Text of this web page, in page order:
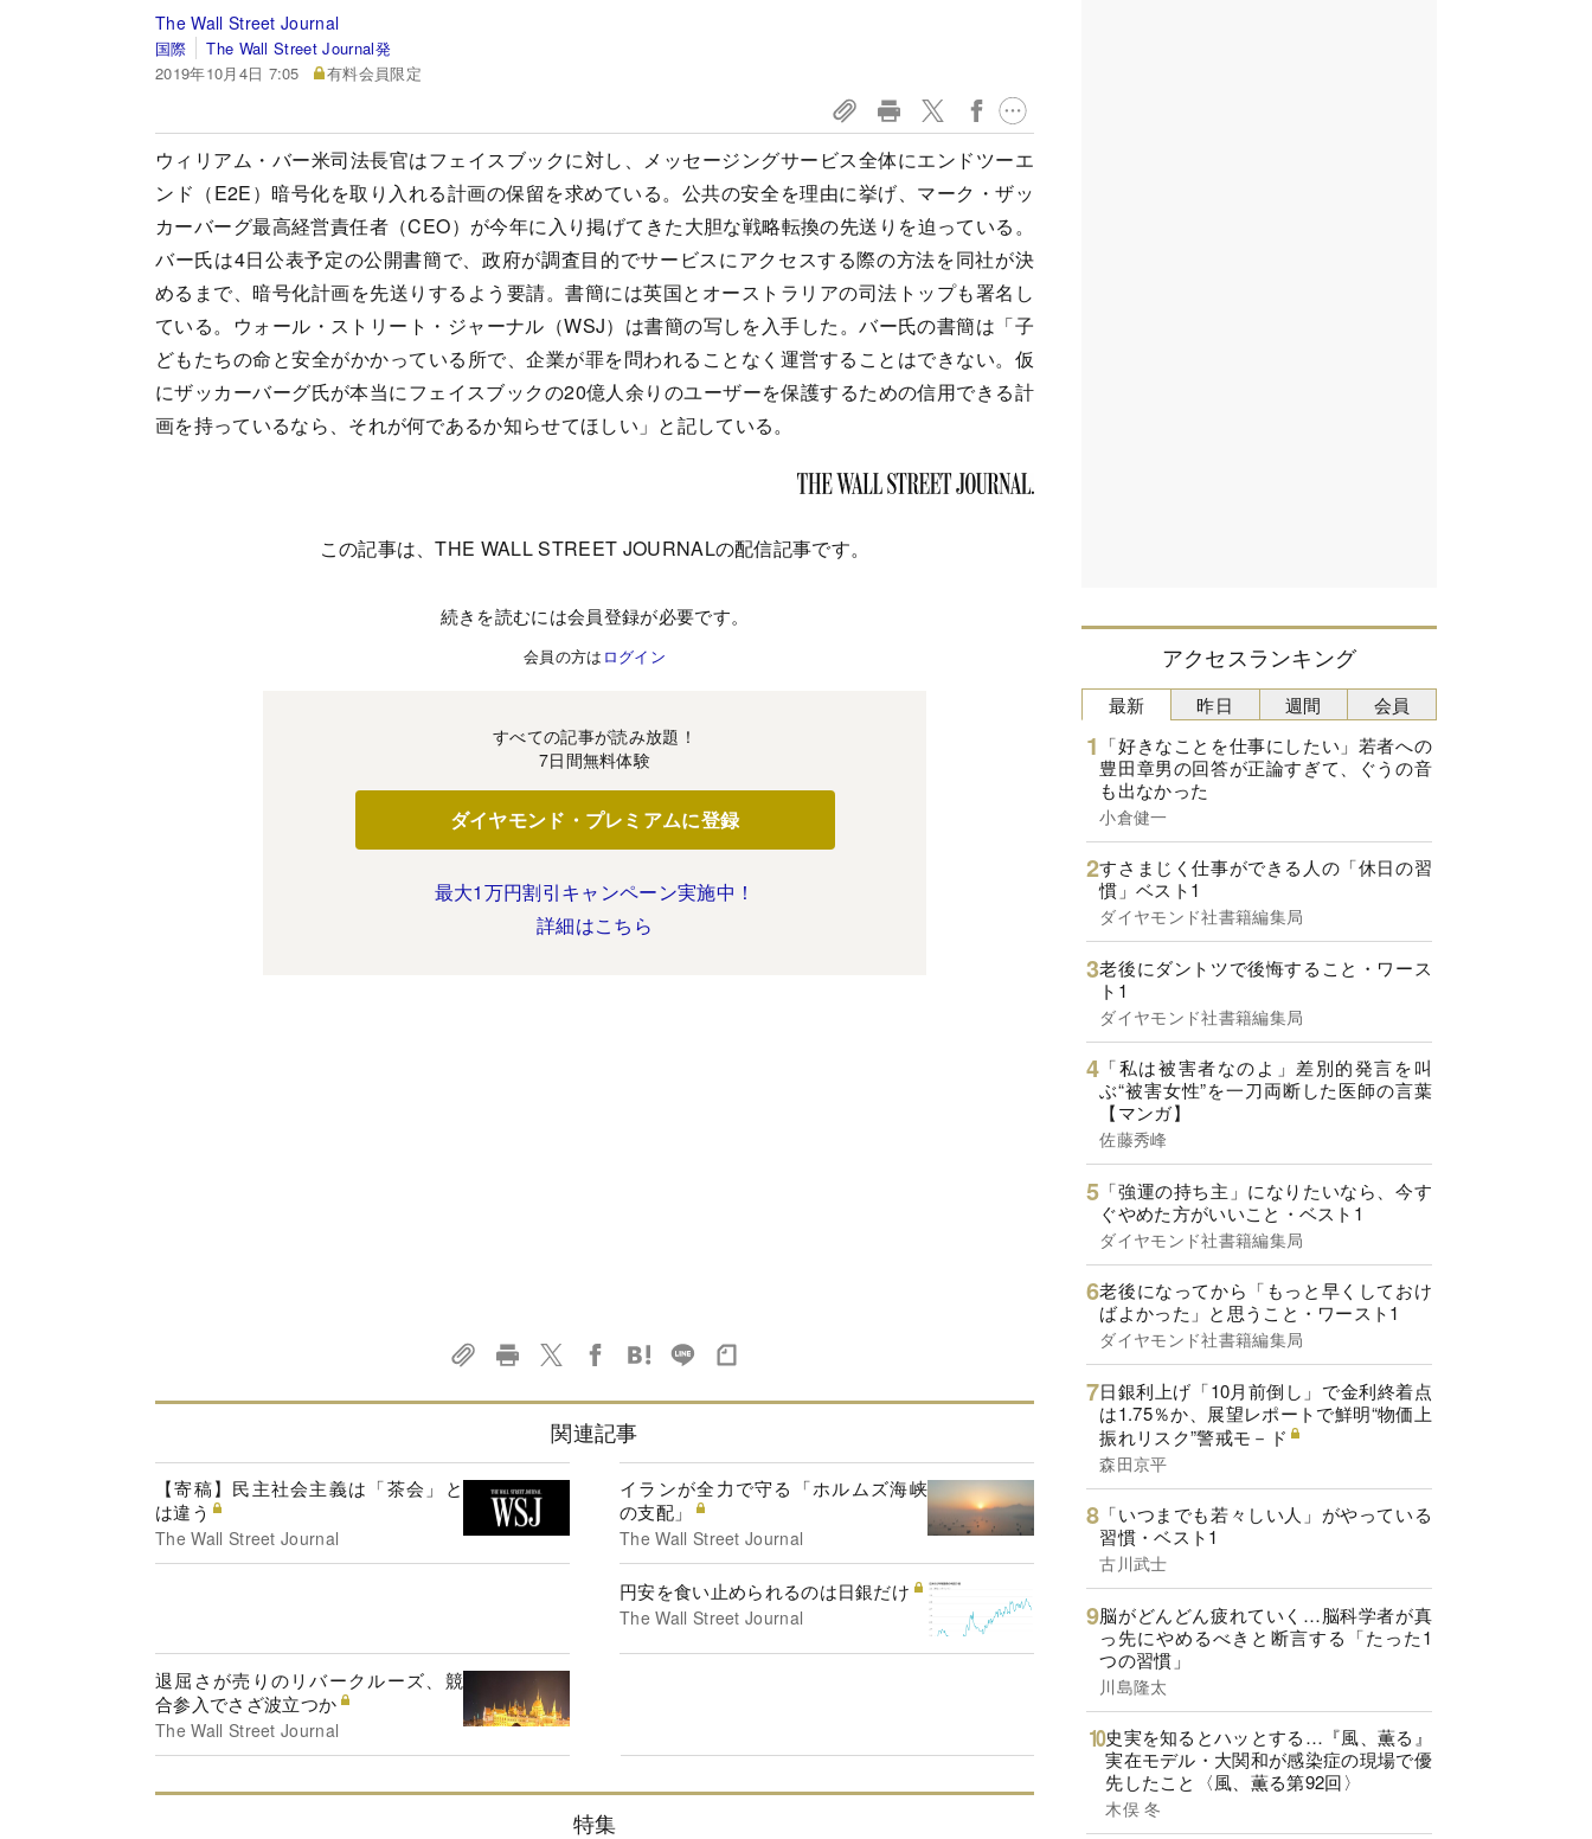
The Wall Street Journal
国際
The Wall Street Journal発
2019年10月4日 7:05
有料会員限定
ウィリアム・バー米司法長官はフェイスブックに対し、メッセージングサービス全体にエンドツーエ
ンド（E2E）暗号化を取り入れる計画の保留を求めている。公共の安全を理由に挙げ、マーク・ザッ
カーバーグ最高経営責任者（CEO）が今年に入り掲げてきた大胆な戦略転換の先送りを迫っている。
バー氏は4日公表予定の公開書簡で、政府が調査目的でサービスにアクセスする際の方法を同社が決
めるまで、暗号化計画を先送りするよう要請。書簡には英国とオーストラリアの司法トップも署名し
ている。ウォール・ストリート・ジャーナル（WSJ）は書簡の写しを入手した。バー氏の書簡は「子
どもたちの命と安全がかかっている所で、企業が罪を問われることなく運営することはできない。仮
にザッカーバーグ氏が本当にフェイスブックの20億人余りのユーザーを保護するための信用できる計
画を持っているなら、それが何であるか知らせてほしい」と記している。
この記事は、THE WALL STREET JOURNALの配信記事です。
続きを読むには会員登録が必要です。
会員の方は ログイン
すべての記事が読み放題！
7日間無料体験
ダイヤモンド・プレミアムに登録
最大1万円割引キャンペーン実施中！
詳細はこちら
関連記事
【寄稿】民主社会主義は「茶会」と
は違う
The Wall Street Journal
イランが全力で守る「ホルムズ海峡
の支配」
The Wall Street Journal
円安を食い止められるのは日銀だけ
The Wall Street Journal
退屈さが売りのリバークルーズ、競
合参入でさざ波立つか
The Wall Street Journal
特集
アクセスランキング
最新
「好きなことを仕事にしたい」若者への
豊田章男の回答が正論すぎて、ぐうの音
も出なかった
小倉健一
すさまじく仕事ができる人の「休日の習
慣」ベスト1
ダイヤモンド社書籍編集局
老後にダントツで後悔すること・ワース
ト1
ダイヤモンド社書籍編集局
「私は被害者なのよ」差別的発言を叫
ぶ“被害女性”を一刀両断した医師の言葉
【マンガ】
佐藤秀峰
「強運の持ち主」になりたいなら、今す
ぐやめた方がいいこと・ベスト1
ダイヤモンド社書籍編集局
老後になってから「もっと早くしておけ
ばよかった」と思うこと・ワースト1
ダイヤモンド社書籍編集局
日銀利上げ「10月前倒し」で金利終着点
は1.75％か、展望レポートで鮮明“物価上
振れリスク”警戒モ－ド
森田京平
「いつまでも若々しい人」がやっている
習慣・ベスト1
古川武士
脳がどんどん疲れていく…脳科学者が真
っ先にやめるべきと断言する「たった1
つの習慣」
川島隆太
史実を知るとハッとする…『風、薫る』
実在モデル・大関和が感染症の現場で優
先したこと〈風、薫る第92回〉
木俣 冬
昨日 週間 会員